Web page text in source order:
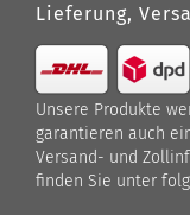
Lieferung,
Unsere Produkte
garantieren auch
Versand- und
finden Sie unter